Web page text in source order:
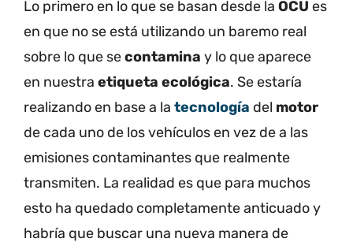
Lo primero en lo que se basan desde la OCU es
en que no se está utilizando un baremo real
sobre lo que secontamina y lo que aparece
en nuestra etiqueta ecológica. Se estaría
realizando en base a la tecnología del motor
de cada uno de los vehículos en vez de a las
emisiones contaminantes que realmente
transmiten. La realidad es que para muchos
esto ha quedado completamente anticuado y
habría que buscar una nueva manera de